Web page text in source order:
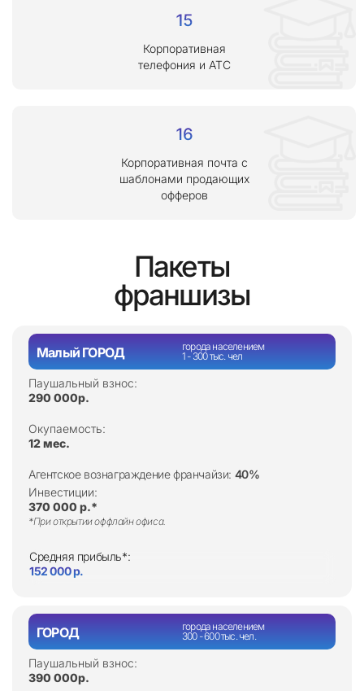
Корпоративная
телефония и АТС
Корпоративная почта с
шаблонами продающих
офферов
Пакеты
франшизы
Малый ГОРОД
города населением
1 - 300 тыс. чел
Паушальный взнос:
290 000р.
Окупаемость:
12 мес.
Агентское вознаграждение франчайзи: 40%
Инвестиции:
370 000 р.*
*При открытии оффлайн офиса.
Средняя прибыль*:
152 000 р.
ГОРОД
города населением
300 - 600 тыс. чел.
Паушальный взнос:
390 000р.